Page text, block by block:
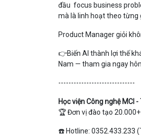
đầu focus business
mà là linh hoạt theo từng
Product Manager giỏi
👉Biến AI thành lợi thế
Nam — tham gia ngay
------------------------------
Học viện Công nghệ MCI
🏆 Đơn vị đào tạo 20.000+
☎️ Hotline: 0352.433.233